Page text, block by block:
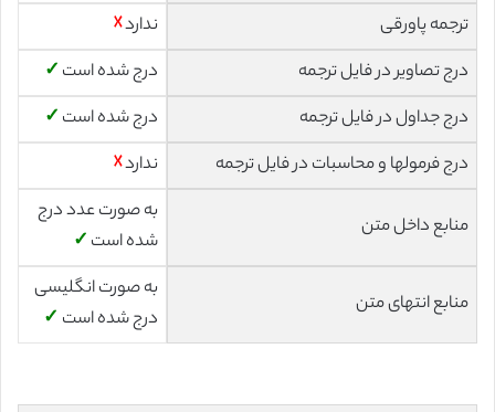
ترجمه پاورقی
ندارد☓
درج تصاویر در فایل ترجمه
درج شده است ✓
درج جداول در فایل ترجمه
درج شده است ✓
درج فرمولها و محاسبات در فایل ترجمه
ندارد☓
منابع داخل متن
به صورت عدد درج
شده است ✓
منابع انتهای متن
به صورت انگلیسی
درج شده است ✓